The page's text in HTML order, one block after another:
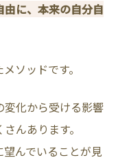
に、本来の自分自
ソッドです。
変化から受ける影響
んあります。
んでいることが見